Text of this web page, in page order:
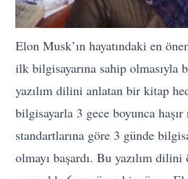
Elon Musk’ın hayatındaki en
ilk bilgisayarına sahip olmasıyla
yazılım dilini anlatan bir kitap
bilgisayarla 3 gece boyunca
standartlarına göre 3 günde
olmayı başardı. Bu yazılım